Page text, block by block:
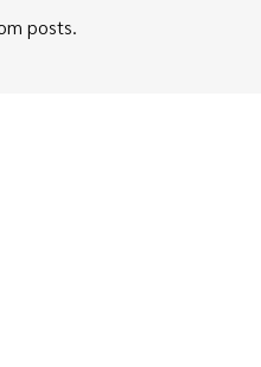
posts.